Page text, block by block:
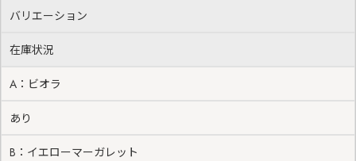
バリエーション
在庫状況
A：ビオラ
あり
B：イエローマーガレット